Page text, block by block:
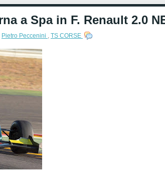
a Spa in F. Renault 2.0
Pietro Peccenini , TS CORSE